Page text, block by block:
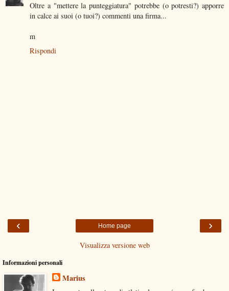
Oltre a "mettere la punteggiatura" potrebbe (o potresti?) apporre
in calce ai suoi (o tuoi?) commenti una firma...
m
Rispondi
‹ ›
Home page
Visualizza versione web
Informazioni personali
Marius